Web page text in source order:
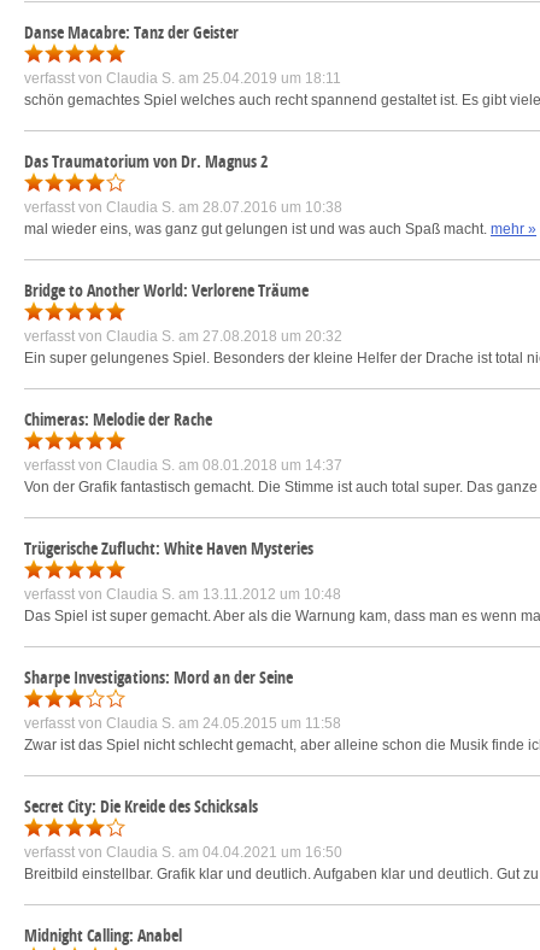
Danse Macabre: Tanz der Geister
verfasst von Claudia S. am 25.04.2019 um 18:11
schön gemachtes Spiel welches auch recht spannend gestaltet ist. Es gibt
Das Traumatorium von Dr. Magnus 2
verfasst von Claudia S. am 28.07.2016 um 10:38
mal wieder eins, was ganz gut gelungen ist und was auch Spaß macht. mehr »
Bridge to Another World: Verlorene Träume
verfasst von Claudia S. am 27.08.2018 um 20:32
Ein super gelungenes Spiel. Besonders der kleine Helfer der Drache ist total
Chimeras: Melodie der Rache
verfasst von Claudia S. am 08.01.2018 um 14:37
Von der Grafik fantastisch gemacht. Die Stimme ist auch total super. Das
Trügerische Zuflucht: White Haven Mysteries
verfasst von Claudia S. am 13.11.2012 um 10:48
Das Spiel ist super gemacht. Aber als die Warnung kam, dass man es wenn
Sharpe Investigations: Mord an der Seine
verfasst von Claudia S. am 24.05.2015 um 11:58
Zwar ist das Spiel nicht schlecht gemacht, aber alleine schon die Musik finde
Secret City: Die Kreide des Schicksals
verfasst von Claudia S. am 04.04.2021 um 16:50
Breitbild einstellbar. Grafik klar und deutlich. Aufgaben klar und deutlich. Gut
Midnight Calling: Anabel